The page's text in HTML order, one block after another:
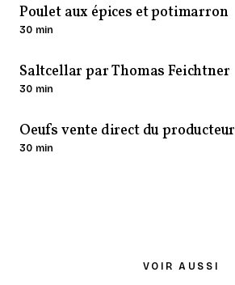
Poulet aux épices et potimarron
30 min
Saltcellar par Thomas Feichtner
30 min
Oeufs vente direct du producteur
30 min
VOIR AUSSI